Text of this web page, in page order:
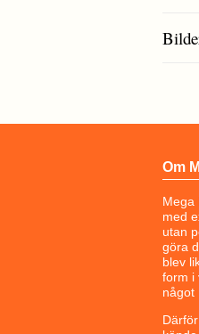
Om
Mega
med
utan
göra
blev
form i
något